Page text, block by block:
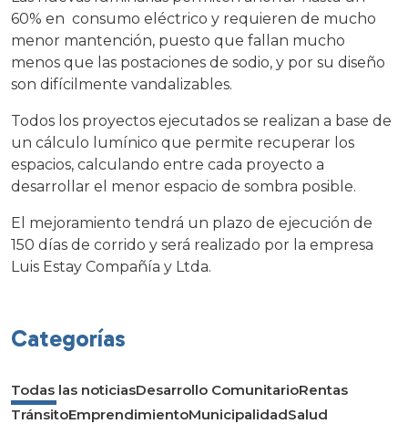
60% en consumo eléctrico y requieren de mucho
menor mantención, puesto que fallan mucho
menos que las postaciones de sodio, y por su diseño
son difícilmente vandalizables.
Todos los proyectos ejecutados se realizan a base de
un cálculo lumínico que permite recuperar los
espacios, calculando entre cada proyecto a
desarrollar el menor espacio de sombra posible.
El mejoramiento tendrá un plazo de ejecución de
150 días de corrido y será realizado por la empresa
Luis Estay Compañía y Ltda.
Categorías
Todas las noticiasDesarrollo ComunitarioRentas
TránsitoEmprendimientoMunicipalidadSalud